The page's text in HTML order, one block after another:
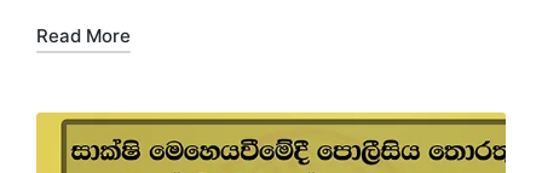
Read More